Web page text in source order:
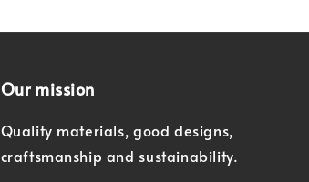
Our mission
Quality materials, good designs,
craftsmanship and sustainability.